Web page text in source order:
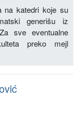
na katedri koje su
generišu iz
sve eventualne
preko mejl